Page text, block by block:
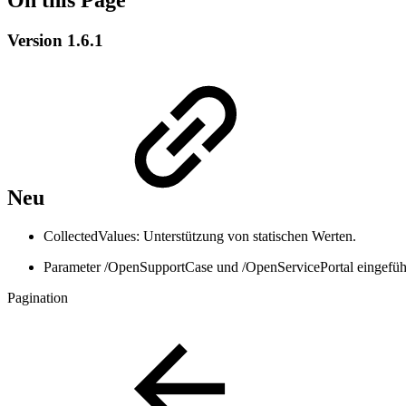
Version 1.6.1
Neu
CollectedValues: Unterstützung von statischen Werten.
Parameter /OpenSupportCase und /OpenServicePortal
Pagination